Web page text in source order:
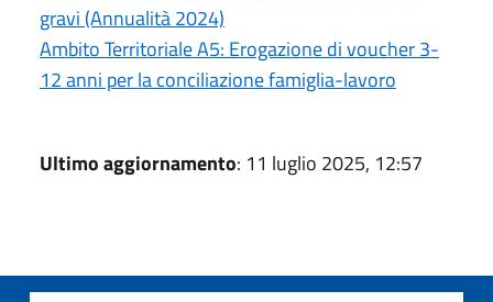
gravi (Annualità 2024)
Ambito Territoriale A5: Erogazione di voucher 3-
12 anni per la conciliazione famiglia-lavoro
Ultimo aggiornamento: 11 luglio 2025, 12:57